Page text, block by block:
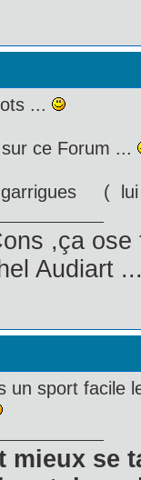
...
ce Forum ...
garrigues (
,ça
Audiart
un sport facile
mieux se